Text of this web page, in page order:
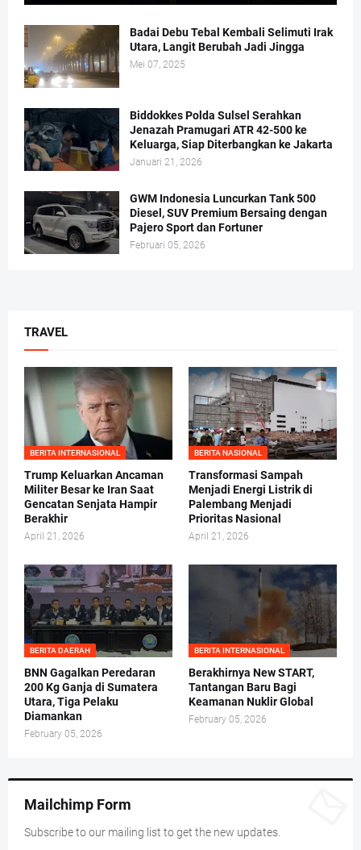
Badai Debu Tebal Kembali Selimuti Irak
Utara, Langit Berubah Jadi Jingga
Mei 07, 2025
Biddokkes Polda Sulsel Serahkan
Jenazah Pramugari ATR 42-500 ke
Keluarga, Siap Diterbangkan ke Jakarta
Januari 21, 2026
GWM Indonesia Luncurkan Tank 500
Diesel, SUV Premium Bersaing dengan
Pajero Sport dan Fortuner
Februari 05, 2026
TRAVEL
BERITA INTERNASIONAL
Trump Keluarkan Ancaman
Militer Besar ke Iran Saat
Gencatan Senjata Hampir
Berakhir
April 21, 2026
BERITA NASIONAL
Transformasi Sampah
Menjadi Energi Listrik di
Palembang Menjadi
Prioritas Nasional
April 21, 2026
BERITA DAERAH
BNN Gagalkan Peredaran
200 Kg Ganja di Sumatera
Utara, Tiga Pelaku
Diamankan
February 05, 2026
BERITA INTERNASIONAL
Berakhirnya New START,
Tantangan Baru Bagi
Keamanan Nuklir Global
February 05, 2026
Mailchimp Form
Subscribe to our mailing list to get the new updates.